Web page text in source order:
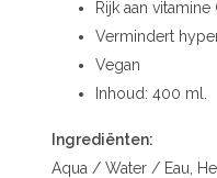
Rijk aan vitamine
Vermindert
Vegan
Inhoud: 400 ml.
Ingrediënten:
Aqua / Water / Eau,